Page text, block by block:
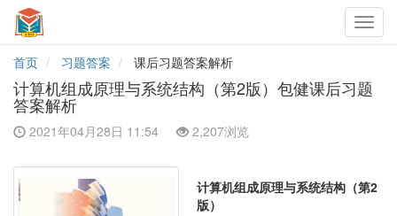
首页
习题答案 课后习题答案解析
计算机组成原理与系统结构（第2版）包健课后习题
答案解析
2021年04月28日 11:54 2,207浏览
计算机组成原理与系统结构（第2
版）